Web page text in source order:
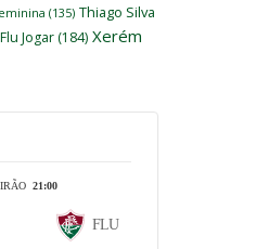
(135) Thiago Silva
Jogar (184) Xerém
21:00
FLU